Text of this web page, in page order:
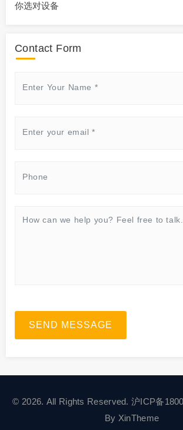
你选对设备
Contact Form
SEND MESSAGE
© 2026. All Rights Reserved.沪ICP备
By XinTheme